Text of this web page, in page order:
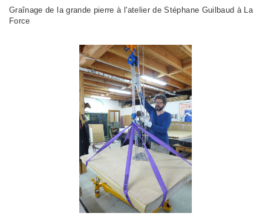
Graînage de la grande pierre à l'atelier de Stéphane Guilbaud à La
Force